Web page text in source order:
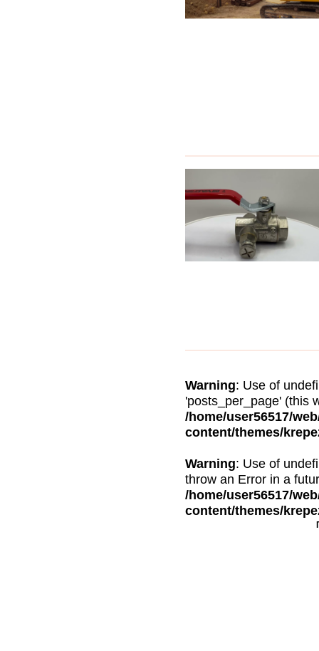
Warning: Use of
'posts_per_page' (this
/home/user56517/
content/themes/
Warning: Use of
throw an Error in a
/home/user56517/
content/themes/